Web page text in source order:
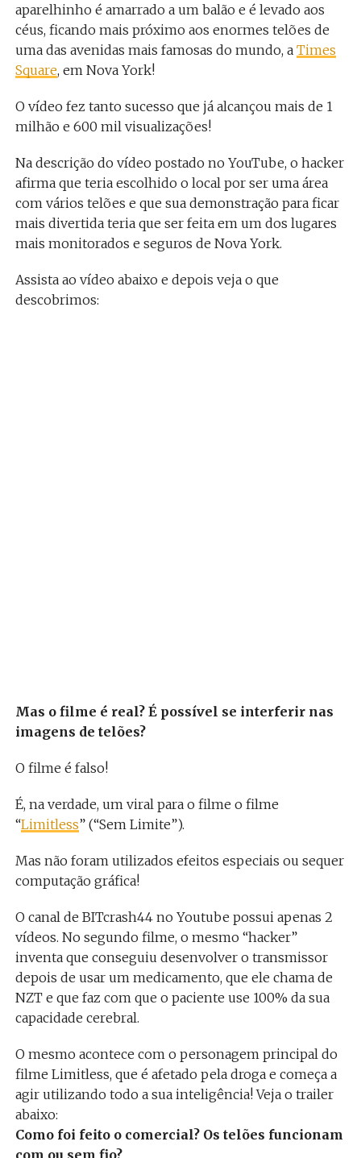
aparelhinho é amarrado a um balão e é levado aos
céus, ficando mais próximo aos enormes telões de
uma das avenidas mais famosas do mundo, a Times
Square, em Nova York!
O vídeo fez tanto sucesso que já alcançou mais de 1
milhão e 600 mil visualizações!
Na descrição do vídeo postado no YouTube, o hacker
afirma que teria escolhido o local por ser uma área
com vários telões e que sua demonstração para ficar
mais divertida teria que ser feita em um dos lugares
mais monitorados e seguros de Nova York.
Assista ao vídeo abaixo e depois veja o que
descobrimos:
Mas o filme é real? É possível se interferir nas
imagens de telões?
O filme é falso!
É, na verdade, um viral para o filme o filme
“Limitless” (“Sem Limite”).
Mas não foram utilizados efeitos especiais ou sequer
computação gráfica!
O canal de BITcrash44 no Youtube possui apenas 2
vídeos. No segundo filme, o mesmo “hacker”
inventa que conseguiu desenvolver o transmissor
depois de usar um medicamento, que ele chama de
NZT e que faz com que o paciente use 100% da sua
capacidade cerebral.
O mesmo acontece com o personagem principal do
filme Limitless, que é afetado pela droga e começa a
agir utilizando todo a sua inteligência! Veja o trailer
abaixo:
Como foi feito o comercial? Os telões funcionam
com ou sem fio?